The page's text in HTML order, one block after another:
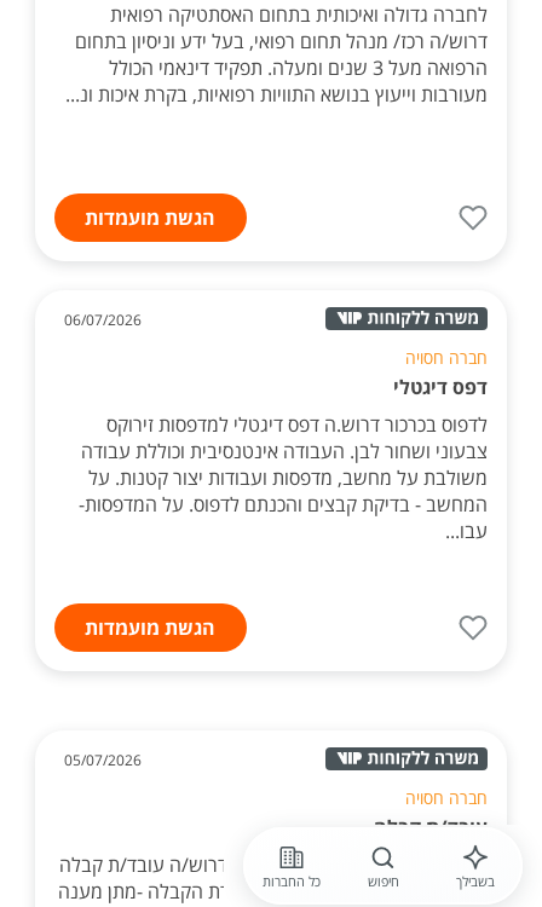
לחברה גדולה ואיכותית בתחום האסתטיקה רפואית
דרוש/ה רכז/ מנהל תחום רפואי, בעל ידע וניסיון בתחום
הרפואה מעל 3 שנים ומעלה. תפקיד דינאמי הכולל
מעורבות וייעוץ בנושא התוויות רפואיות, בקרת איכות ונ...
הגשת מועמדות
06/07/2026
חברה חסויה
דפס דיגטלי
לדפוס בכרכור דרוש.ה דפס דיגטלי למדפסות זירוקס
צבעוני ושחור לבן. העבודה אינטנסיבית וכוללת עבודה
משולבת על מחשב, מדפסות ועבודות יצור קטנות. על
המחשב - בדיקת קבצים והכנתם לדפוס. על המדפסות-
עבו...
הגשת מועמדות
05/07/2026
חברה חסויה
עובד/ת קבלה
לדיור מוגן בירושלים (שכונת גילה) דרוש/ה עובד/ת קבלה
למשמרות התפקיד כולל: -איוש עמדת הקבלה -מתן מענה
בשבילך חיפוש כל החברות